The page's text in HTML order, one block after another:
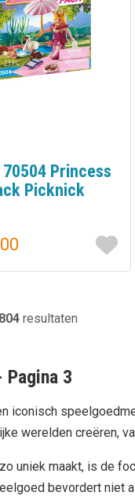
Princess
Picknick
resultaten
3
iconisch
werelden creëren,
uniek maakt, is de
bevordert niet